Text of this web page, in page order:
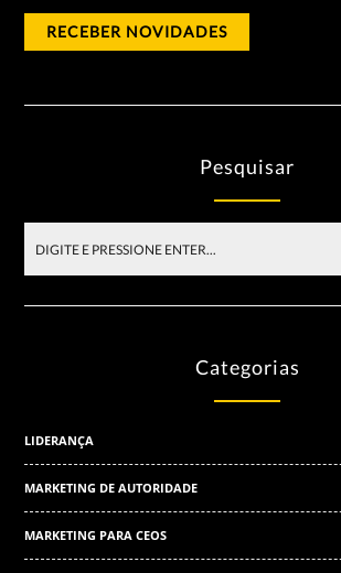
Pesquisar
Categorias
LIDERANÇA
MARKETING DE AUTORIDADE
MARKETING PARA CEOS